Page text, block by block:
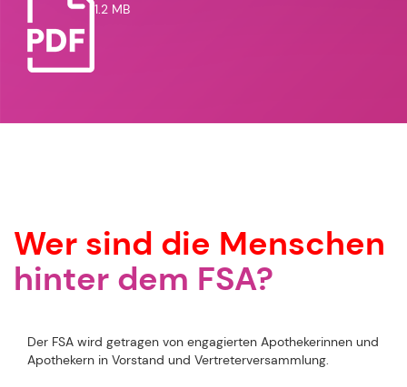
1.2 MB
Wer sind die Menschen
hinter dem FSA?
Der FSA wird getragen von engagierten Apothekerinnen und
Apothekern in Vorstand und Vertreterversammlung.